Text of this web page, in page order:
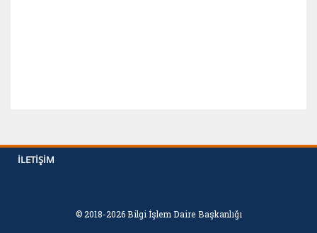
İLETIŞIM
© 2018-2026 Bilgi İşlem Daire Başkanlığı